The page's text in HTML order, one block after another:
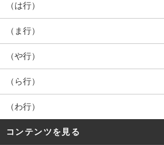
（は行）
（ま行）
（や行）
（ら行）
（わ行）
コンテンツを見る